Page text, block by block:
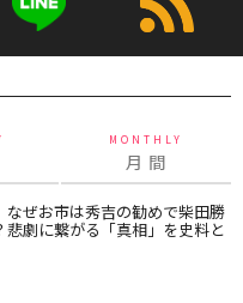
MONTHLY
月 間
なぜお市は秀吉の勧めで柴田勝
悲劇に繋がる「真相」を史料と